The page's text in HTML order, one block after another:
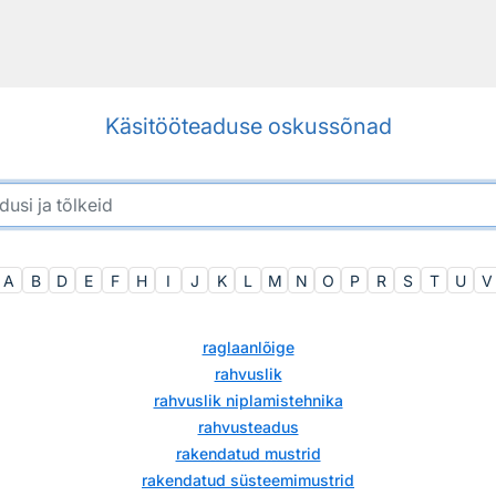
Käsitööteaduse oskussõnad
A B D E F H I J K L M N O P R S T U V
raglaanlõige
rahvuslik
rahvuslik niplamistehnika
rahvusteadus
rakendatud mustrid
rakendatud süsteemimustrid